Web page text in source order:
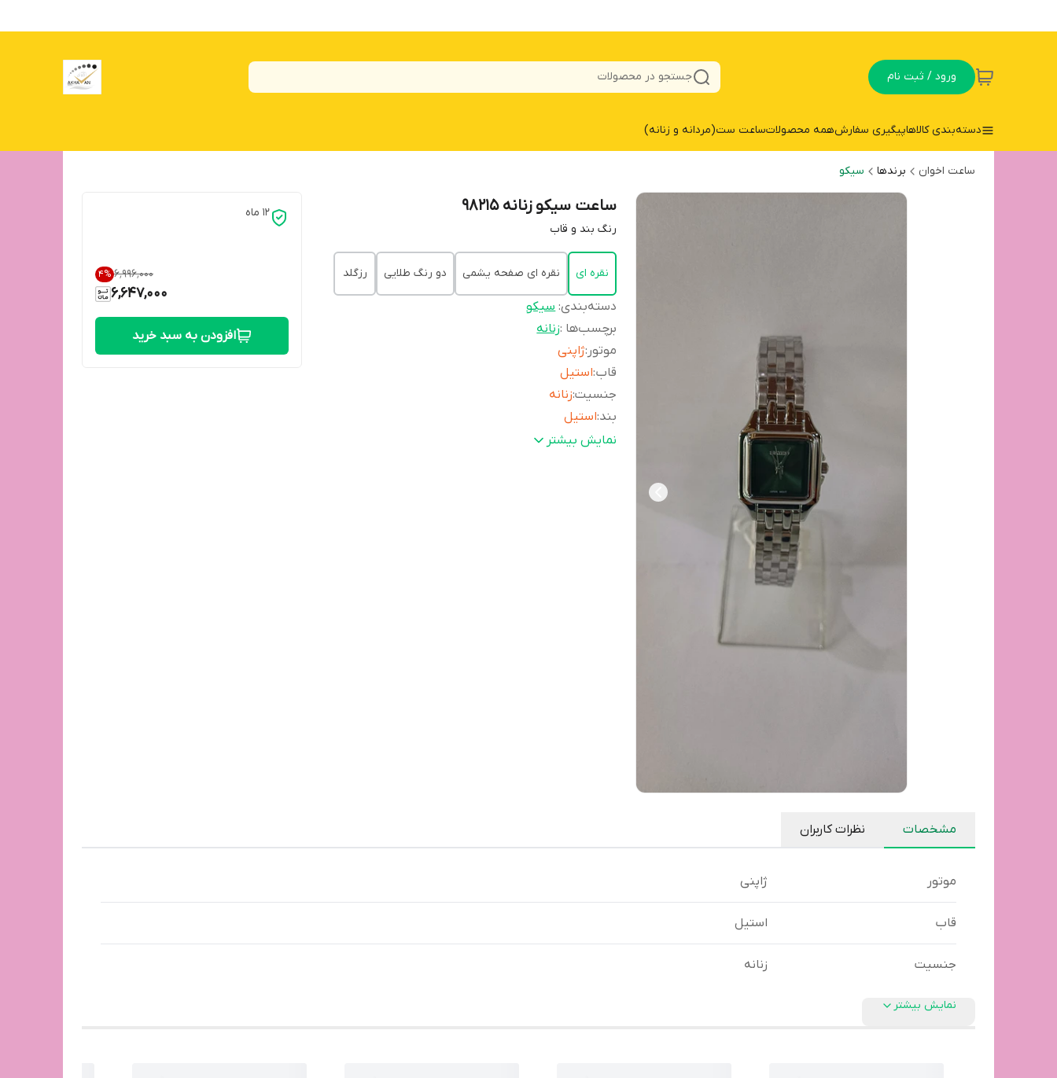
ورود / ثبت نام جستجو در محصولات
دسته‌بندی کالاهاپیگیری سفارشهمه محصولاتساعت ست(مردانه و زنانه)
ساعت اخوان برندها سیکو
ساعت سیکو زنانه 98215
رنگ بند و قاب
نقره ای نقره ای صفحه یشمی دو رنگ طلایی رزگلد
دسته‌بندی:سیکو
برچسب‌ها :زنانه
موتور :ژاپنی
قاب:استیل
جنسیت:زنانه
بند:استیل
ماه شمار:ندارد
نمایش بیشتر
12 ماه
۶٬۹۹۶٬۰۰۰ 4%
6,647,000
افزودن به سبد خرید
مشخصات نظرات کاربران
موتور ژاپنی
قاب استیل
جنسیت زنانه
نمایش بیشتر